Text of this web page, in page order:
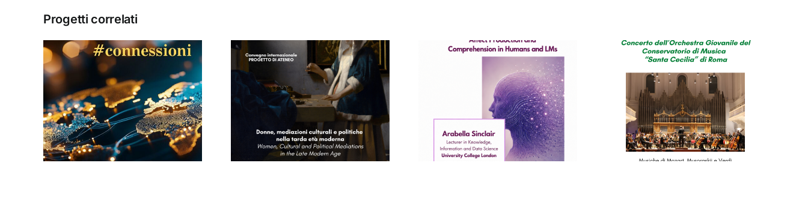
Progetti correlati
Donne, mediazioni
culturali e politiche
nella tarda età
moderna
Seminario di
Arabella Sinclair
Concerto del
Conservatorio di
“Santa Cecilia”